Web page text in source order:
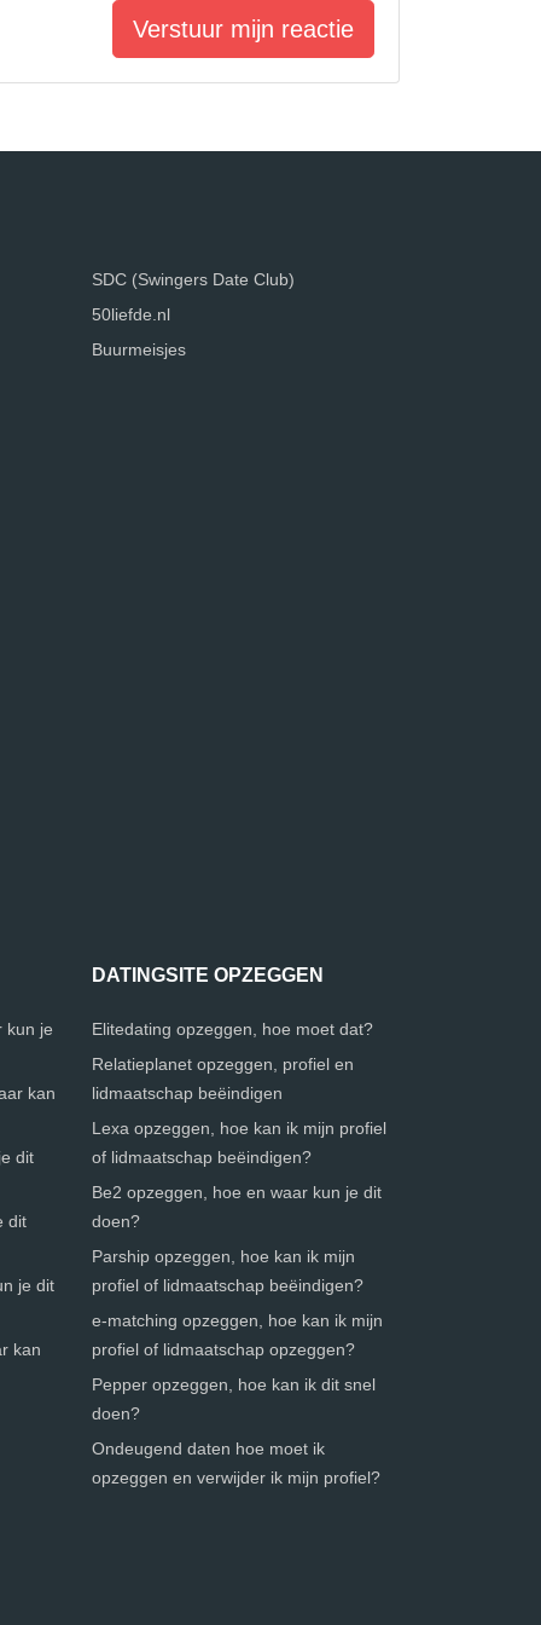
Verstuur mijn reactie
SDC (Swingers Date Club)
50liefde.nl
Buurmeisjes
kun je
kan
dit
dit
je dit
kan
DATINGSITE OPZEGGEN
Elitedating opzeggen, hoe moet dat?
Relatieplanet opzeggen, profiel en
lidmaatschap beëindigen
Lexa opzeggen, hoe kan ik mijn profiel
of lidmaatschap beëindigen?
Be2 opzeggen, hoe en waar kun je dit
doen?
Parship opzeggen, hoe kan ik mijn
profiel of lidmaatschap beëindigen?
e-matching opzeggen, hoe kan ik mijn
profiel of lidmaatschap opzeggen?
Pepper opzeggen, hoe kan ik dit snel
doen?
Ondeugend daten hoe moet ik
opzeggen en verwijder ik mijn profiel?